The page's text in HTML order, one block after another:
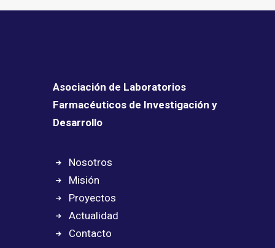
Asociación de Laboratorios
Farmacéuticos de Investigación y
Desarrollo
Nosotros
Misión
Proyectos
Actualidad
Contacto